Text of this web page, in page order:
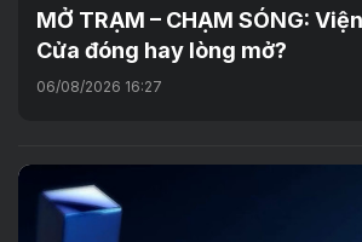
MỞ TRẠM – CHẠM SÓNG:
Cửa đóng hay lòng mở?
06/08/2026 16:27